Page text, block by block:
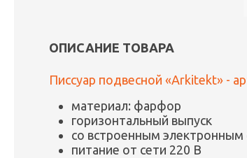
ОПИСАНИЕ ТОВАРА
Писсуар подвесной «Arkitekt» -
материал: фарфор
горизонтальный выпуск
со встроенным
питание от сети 220 В